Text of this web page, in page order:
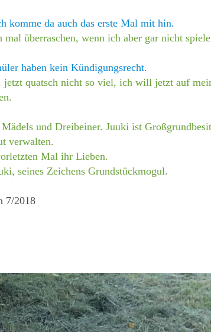
komme da auch das erste Mal mit hin.
mal überraschen, wenn ich aber gar nicht
haben kein Kündigungsrecht.
jetzt quatsch nicht so viel, ich will jetzt auf
und Dreibeiner. Juuki ist
verwalten.
Mal ihr Lieben.
, seines Zeichens Grundstückmogul.
7/2018